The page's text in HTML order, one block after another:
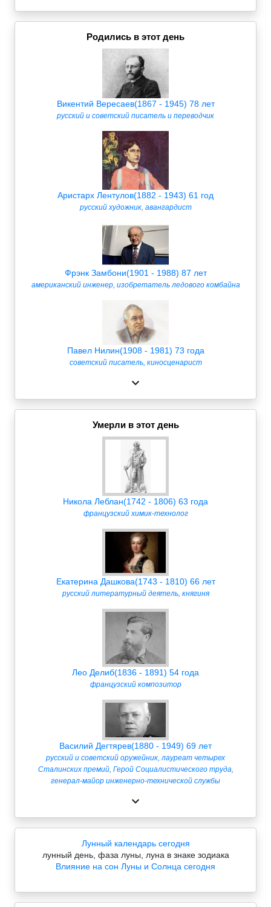
Родились в этот день
Викентий Вересаев(1867 - 1945) 78 лет
русский и советский писатель и переводчик
Аристарх Лентулов(1882 - 1943) 61 год
русский художник, авангардист
Фрэнк Замбони(1901 - 1988) 87 лет
американский инженер, изобретатель ледового комбайна
Павел Нилин(1908 - 1981) 73 года
советский писатель, киносценарист
Умерли в этот день
Никола Леблан(1742 - 1806) 63 года
французский химик-технолог
Екатерина Дашкова(1743 - 1810) 66 лет
русский литературный деятель, княгиня
Лео Делиб(1836 - 1891) 54 года
французский композитор
Василий Дегтярев(1880 - 1949) 69 лет
русский и советский оружейник, лауреат четырех
Сталинских премий, Герой Социалистического труда,
генерал-майор инженерно-технической службы
Лунный календарь сегодня
лунный день, фаза луны, луна в знаке зодиака
Влияние на сон Луны и Солнца сегодня